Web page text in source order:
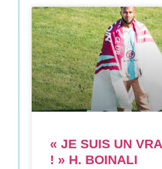
« JE SUIS UN
! » H. BOINALI